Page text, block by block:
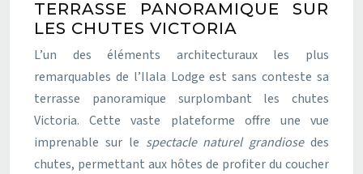
TERRASSE PANORAMIQUE SUR
LES CHUTES VICTORIA
L’un des éléments architecturaux les plus
remarquables de l’Ilala Lodge est sans conteste sa
terrasse panoramique surplombant les chutes
Victoria. Cette vaste plateforme offre une vue
imprenable sur le spectacle naturel grandiose des
chutes, permettant aux hôtes de profiter du coucher